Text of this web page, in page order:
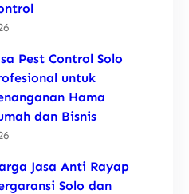
Pest Control Solo
untuk
Hama
dan Bisnis
Jasa Anti Rayap
Solo dan